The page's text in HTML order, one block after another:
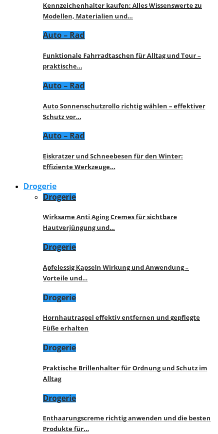
Kennzeichenhalter kaufen: Alles Wissenswerte zu
Modellen, Materialien und…
Auto – Rad
Funktionale Fahrradtaschen für Alltag und Tour –
praktische…
Auto – Rad
Auto Sonnenschutzrollo richtig wählen – effektiver
Schutz vor…
Auto – Rad
Eiskratzer und Schneebesen für den Winter:
Effiziente Werkzeuge…
Drogerie
Drogerie
Wirksame Anti Aging Cremes für sichtbare
Hautverjüngung und…
Drogerie
Apfelessig Kapseln Wirkung und Anwendung –
Vorteile und…
Drogerie
Hornhautraspel effektiv entfernen und gepflegte
Füße erhalten
Drogerie
Praktische Brillenhalter für Ordnung und Schutz im
Alltag
Drogerie
Enthaarungscreme richtig anwenden und die besten
Produkte für…